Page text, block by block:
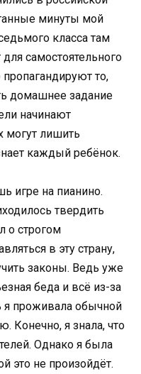
минуты мой
класса там
самостоятельного
то,
домашнее задание
начинают
могут лишить
каждый ребёнок.
игре на пианино.
твердить
о строгом
в эту страну,
законы. Ведь уже
беда и всё из-за
проживала обычной
Конечно, я знала, что
Однако я была
это не произойдёт.